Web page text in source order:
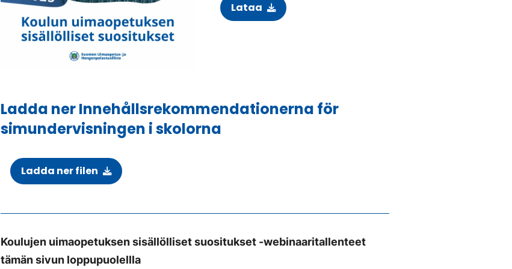
Lataa
Ladda ner Innehållsrekommendationerna för
simundervisningen i skolorna
Ladda ner filen
Koulujen uimaopetuksen sisällölliset suositukset -webinaaritallenteet
tämän sivun loppupuolellla